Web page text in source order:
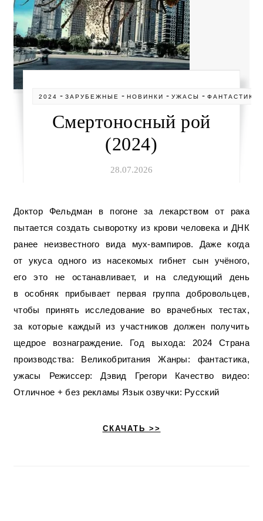
2024 -ЗАРУБЕЖНЫЕ -НОВИНКИ -УЖАСЫ -ФАНТАСТИКА
Смертоносный рой
(2024)
28.07.2026
Доктор Фельдман в погоне за лекарством от рака
пытается создать сыворотку из крови человека и ДНК
ранее неизвестного вида мух-вампиров. Даже когда
от укуса одного из насекомых гибнет сын учёного,
его это не останавливает, и на следующий день
в особняк прибывает первая группа добровольцев,
чтобы принять исследование во врачебных тестах,
за которые каждый из участников должен получить
щедрое вознаграждение. Год выхода: 2024 Страна
производства: Великобритания Жанры: фантастика,
ужасы Режиссер: Дэвид Грегори Качество видео:
Отличное + без рекламы Язык озвучки: Русский
СКАЧАТЬ >>